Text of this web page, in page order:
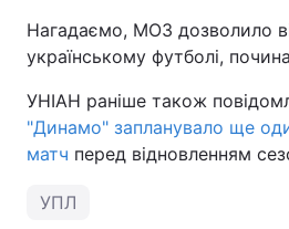
Нагадаємо, МОЗ дозволило
українському футболі,
УНІАН раніше також
"Динамо" запланувало ще
матч перед відновленням
УПЛ